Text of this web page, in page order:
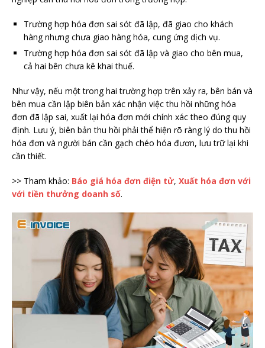
Trường hợp hóa đơn sai sót đã lập, đã giao cho khách
hàng nhưng chưa giao hàng hóa, cung ứng dịch vụ.
Trường hợp hóa đơn sai sót đã lập và giao cho bên mua,
cả hai bên chưa kê khai thuế.
Như vậy, nếu một trong hai trường hợp trên xảy ra, bên bán và
bên mua cần lập biên bản xác nhận việc thu hồi những hóa
đơn đã lập sai, xuất lại hóa đơn mới chính xác theo đúng quy
định. Lưu ý, biên bản thu hồi phải thể hiện rõ ràng lý do thu hồi
hóa đơn và người bán cần gạch chéo hóa đươn, lưu trữ lại khi
cần thiết.
>> Tham khảo: Báo giá hóa đơn điện tử, Xuất hóa đơn với
với tiền thưởng doanh số.